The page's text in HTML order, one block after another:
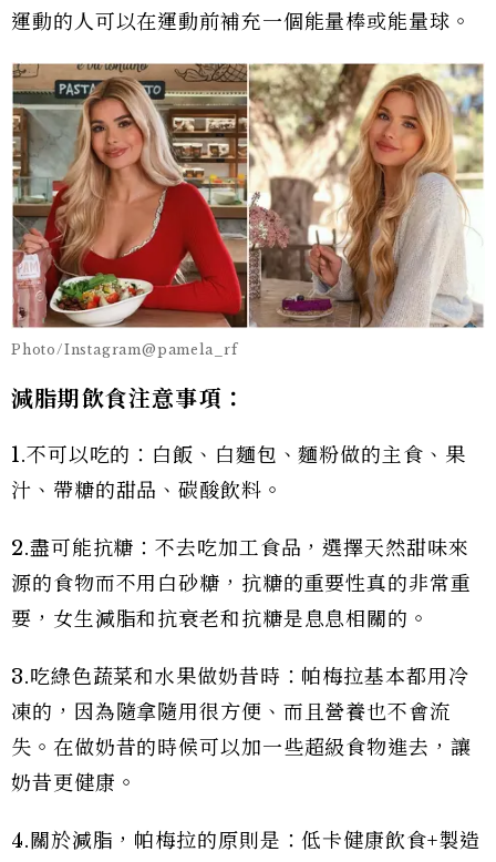
運動的人可以在運動前補充一個能量棒或能量球。
Photo/Instagram@pamela_rf
減脂期飲食注意事項：
1.不可以吃的：白飯、白麵包、麵粉做的主食、果
汁、帶糖的甜品、碳酸飲料。
2.盡可能抗糖：不去吃加工食品，選擇天然甜味來
源的食物而不用白砂糖，抗糖的重要性真的非常重
要，女生減脂和抗衰老和抗糖是息息相關的。
3.吃綠色蔬菜和水果做奶昔時：帕梅拉基本都用冷
凍的，因為隨拿隨用很方便、而且營養也不會流
失。在做奶昔的時候可以加一些超級食物進去，讓
奶昔更健康。
4.關於減脂，帕梅拉的原則是：低卡健康飲食+製造